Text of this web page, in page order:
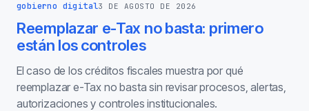
gobierno digital3 DE AGOSTO DE 2026
Reemplazar e-Tax no basta: primero
están los controles
El caso de los créditos fiscales muestra por qué
reemplazar e-Tax no basta sin revisar procesos, alertas,
autorizaciones y controles institucionales.